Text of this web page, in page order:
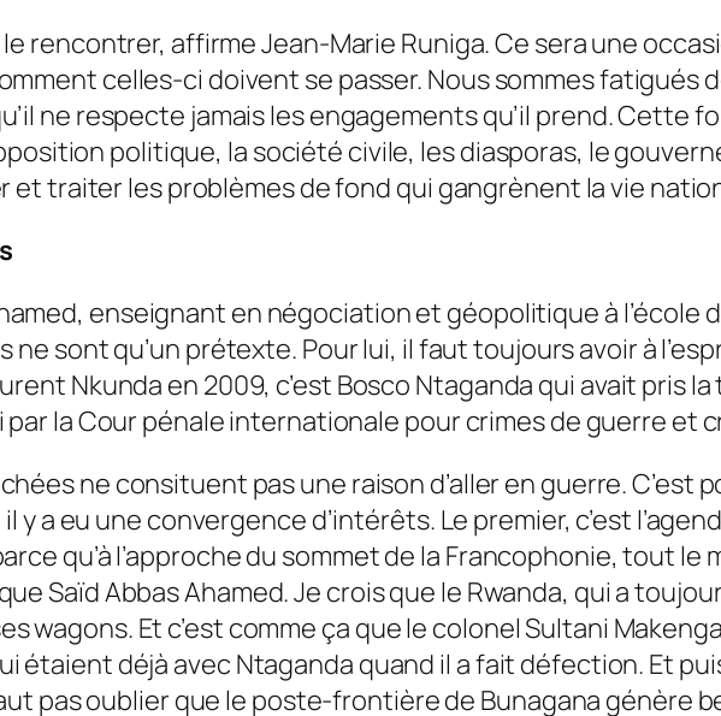
rencontrer, affirme Jean-Marie Runiga.Ce sera une
celles-ci doivent se passer. Nous sommes fatigués
ne respecte jamais les engagements qu’il prend. Cette
politique, la société civile, les diasporas, le
et traiter les problèmes de fond qui gangrènent la vie
enseignant en négociation et géopolitique à l’école
sont qu’un prétexte. Pour lui, il faut toujours avoir à
Nkunda en 2009, c’est Bosco Ntaganda qui avait pris
par la Cour pénale internationale pour crimes de guerre et
ne consituent pas une raison d’aller en guerre. C’est
y a eu une convergence d’intérêts. Le premier, c’est
qu’à l’approche du sommet de la Francophonie, tout le
Saïd Abbas Ahamed.Je crois que le Rwanda, qui a
wagons. Et c’est comme ça que le colonel Sultani
étaient déjà avec Ntaganda quand il a fait défection. Et
pas oublier que le poste-frontière de Bunagana génère